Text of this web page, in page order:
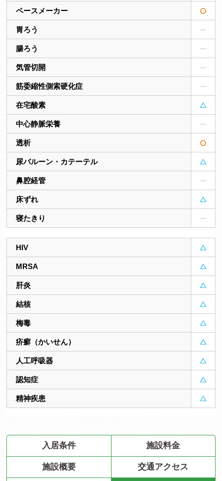
ペースメーカー
胃ろう
腸ろう
気管切開
筋委縮性側索硬化症
在宅酸素
中心静脈栄養
透析
尿バルーン・カテーテル
鼻腔経管
床ずれ
寝たきり
HIV
MRSA
肝炎
結核
梅毒
疥癬（かいせん）
人工呼吸器
認知症
精神疾患
入居条件 施設料金
施設概要 交通アクセス